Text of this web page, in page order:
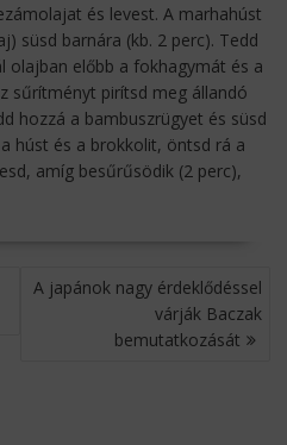
és levest. A marhahúst
süsd barnára (kb. 2 perc). Tedd
olajban előbb a fokhagymát és a
sűrítményt pirítsd meg állandó
hozzá a bambuszrügyet és süsd
húst és a brokkolit, öntsd rá a
amíg besűrűsödik (2 perc),
A japánok nagy érdeklődéssel
várják Baczak
bemutatkozását